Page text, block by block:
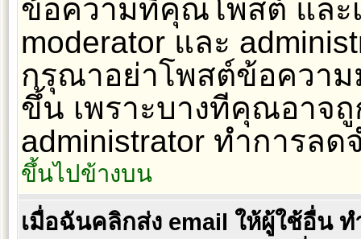
ข้อความที่คุณโพสต์ และ
moderator และ
กรุณาอย่าโพสต์ข้อความ
ขึ้น เพราะบางทีคุณอาจถู
administrator ทำการล
ขึ้นไปข้างบน
เมื่อฉันคลิกส่ง email ให้ผู้ใช้อื่น